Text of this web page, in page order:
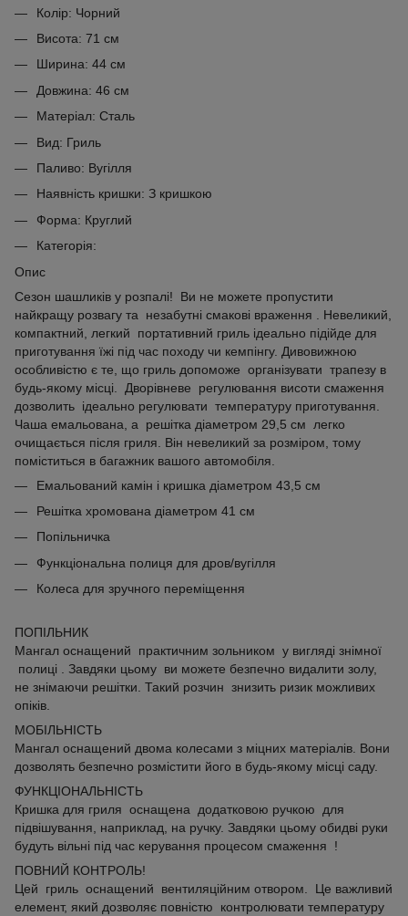
Колір: Чорний
Висота: 71 см
Ширина: 44 см
Довжина: 46 см
Матеріал: Сталь
Вид: Гриль
Паливо: Вугілля
Наявність кришки: З кришкою
Форма: Круглий
Категорія:
Опис
Сезон шашликів у розпалі! Ви не можете пропустити
найкращу розвагу та незабутні смакові враження . Невеликий,
компактний, легкий портативний гриль ідеально підійде для
приготування їжі під час походу чи кемпінгу. Дивовижною
особливістю є те, що гриль допоможе організувати трапезу в
будь-якому місці. Дворівневе регулювання висоти смаження
дозволить ідеально регулювати температуру приготування.
Чаша емальована, а решітка діаметром 29,5 см легко
очищається після гриля. Він невеликий за розміром, тому
поміститься в багажник вашого автомобіля.
Емальований камін і кришка діаметром 43,5 см
Решітка хромована діаметром 41 см
Попільничка
Функціональна полиця для дров/вугілля
Колеса для зручного переміщення
ПОПІЛЬНИК
Мангал оснащений практичним зольником у вигляді знімної
полиці . Завдяки цьому ви можете безпечно видалити золу,
не знімаючи решітки. Такий розчин знизить ризик можливих
опіків.
МОБІЛЬНІСТЬ
Мангал оснащений двома колесами з міцних матеріалів. Вони
дозволять безпечно розмістити його в будь-якому місці саду.
ФУНКЦІОНАЛЬНІСТЬ
Кришка для гриля оснащена додатковою ручкою для
підвішування, наприклад, на ручку. Завдяки цьому обидві руки
будуть вільні під час керування процесом смаження !
ПОВНИЙ КОНТРОЛЬ!
Цей гриль оснащений вентиляційним отвором. Це важливий
елемент, який дозволяє повністю контролювати температуру